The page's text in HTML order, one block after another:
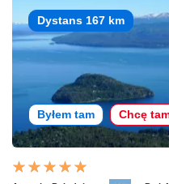
Dystans 167 km
Byłem tam Chcę